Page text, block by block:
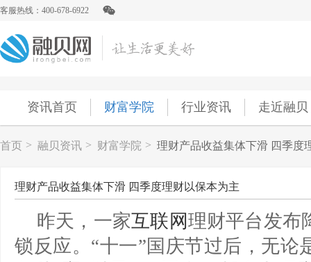
客服热线：400-678-6922
资讯首页 财富学院 行业资讯 走近融贝
首页 > 融贝资讯 > 财富学院 > 理财产品收益集体下滑 四季度
理财产品收益集体下滑 四季度理财以保本为主
昨天，一家互联网理财平台发布
锁反应。“十一”国庆节过后，无论